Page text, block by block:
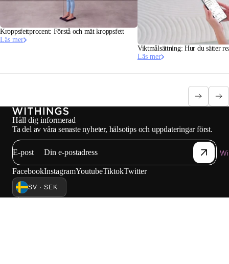
Kroppsfettprocent: Förstå och mät kroppsfett
Läs mer
Viktmålsättning: Hur du sätter
Läs mer
Håll dig informerad
Ta del av våra senaste nyheter, hälsotips och uppdateringar först.
E-post
FacebookInstagramYoutubeTiktokTwitter
SV · SEK